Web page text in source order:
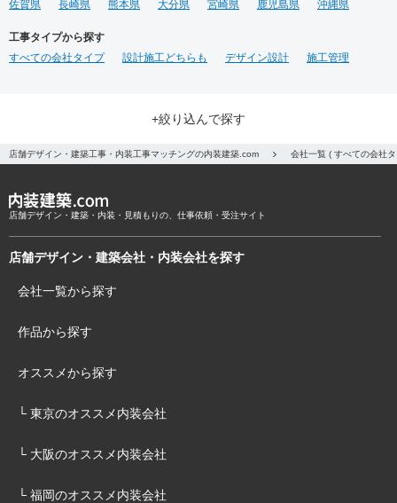
佐賀県
長崎県 熊本県 大分県 宮崎県 鹿児島県 沖縄県
工事タイプから探す
すべての会社タイプ
設計施工どちらも デザイン設計 施工管理
+絞り込んで探す
店舗デザイン・建築工事・内装工事マッチングの内装建築.com 会社一覧 ( すべての会社
店舗デザイン・建築・内装・見積もりの、仕事依頼・受注サイト
店舗デザイン・建築会社・内装会社を探す
会社一覧から探す
作品から探す
オススメから探す
└ 東京のオススメ内装会社
└ 大阪のオススメ内装会社
└ 福岡のオススメ内装会社